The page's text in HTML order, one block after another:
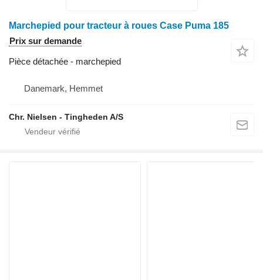
Marchepied pour tracteur à roues Case Puma 185
Prix sur demande
Pièce détachée - marchepied
Danemark, Hemmet
Chr. Nielsen - Tingheden A/S